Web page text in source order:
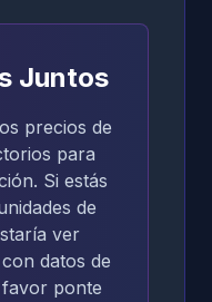
Juntos
precios de
para
Si estás
de
ver
datos de
ponte